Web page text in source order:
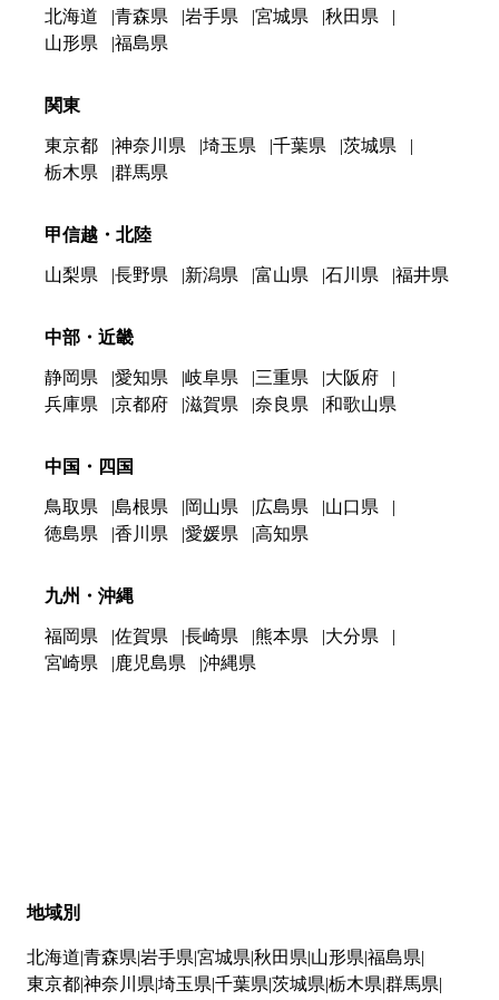
北海道 青森県 岩手県 宮城県
秋田県
山形県
福島県
関東
東京都 神奈川県 埼玉県 千葉県
茨城県
栃木県
群馬県
甲信越・北陸
山梨県 長野県 新潟県 富山県 石川県 福井県
中部・近畿
静岡県 愛知県 岐阜県 三重県
大阪府
兵庫県
京都府 滋賀県 奈良県 和歌山県
中国・四国
鳥取県 島根県 岡山県 広島県
山口県
徳島県
香川県 愛媛県 高知県
九州・沖縄
福岡県 佐賀県 長崎県 熊本県
大分県
宮崎県
鹿児島県 沖縄県
地域別
北海道 青森県 岩手県 宮城県 秋田県 山形県 福島県
東京都神奈川県 埼玉県 千葉県 茨城県 栃木県 群馬県